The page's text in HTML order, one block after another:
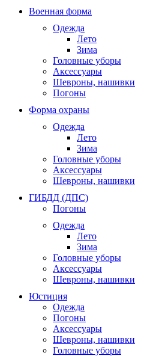
Военная форма
Одежда
Лето
Зима
Головные уборы
Аксессуары
Шевроны, нашивки
Погоны
Форма охраны
Одежда
Лето
Зима
Головные уборы
Аксессуары
Шевроны, нашивки
ГИБДД (ДПС)
Погоны
Одежда
Лето
Зима
Головные уборы
Аксессуары
Шевроны, нашивки
Юстиция
Одежда
Погоны
Аксессуары
Шевроны, нашивки
Головные уборы